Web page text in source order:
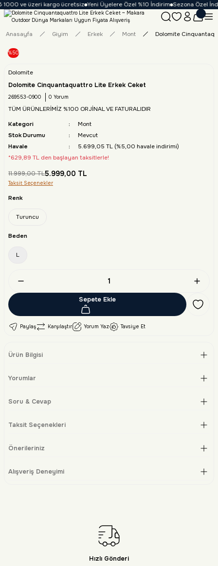
1000 ve üzeri kargo ücretsiz Yeni Üyelere Özel %10 İndirim Sezona Özel
Anasayfa Giyim Erkek Mont Dolomite
%50
Dolomite
Dolomite Cinquantaquattro Lite Erkek Ceket
269553-0900 0 Yorum
TÜM ÜRÜNLERİMİZ %100 ORJİNAL VE FATURALIDIR
Kategori
Mont
Stok Durumu
Mevcut
Havale
5.699,05 TL (%5,00 havale indirimi)
*629,89 TL den başlayan taksitlerle!
11.999,00 TL5.999,00 TL
Taksit Seçenekler
Renk
Turuncu
Beden
L
Sepete Ekle
Paylaş Karşılaştır Yorum Yaz Tavsiye Et
Ürün Bilgisi
Yorumlar
Soru & Cevap
Taksit Seçenekleri
Önerileriniz
Alışveriş Deneyimi
Hızlı Gönderi